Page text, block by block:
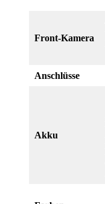
Front-Kamera
Anschlüsse
Akku